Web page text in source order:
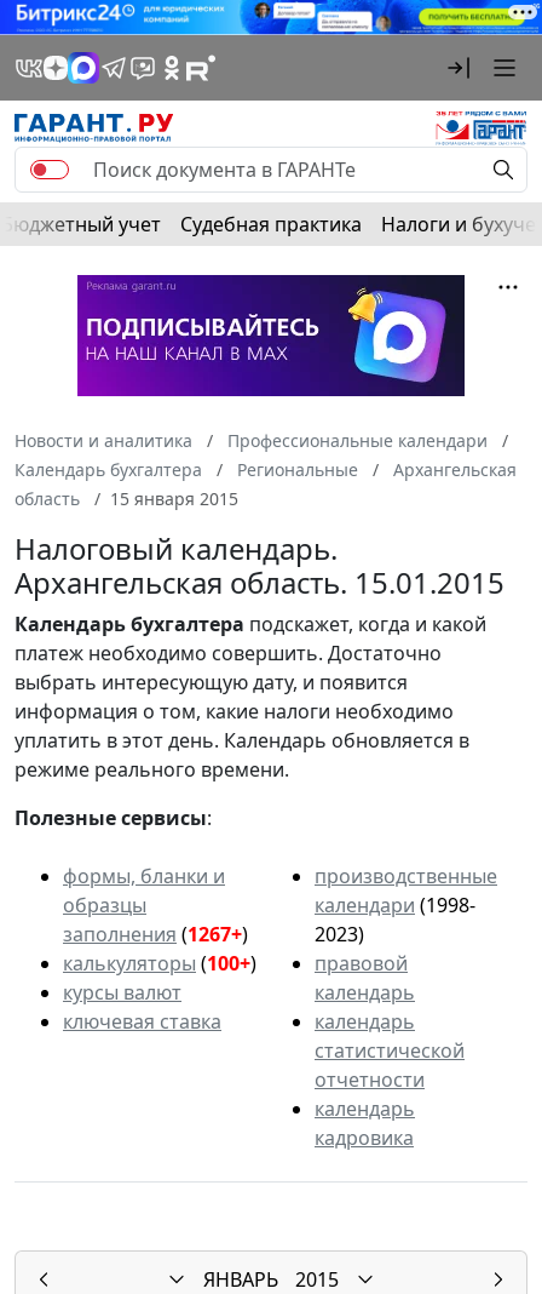
Бюджетный учет Судебная практика Налоги и
Новости и аналитика
Профессиональные календари
Календарь бухгалтера
Региональные
Архангельская
область
15 января 2015
Налоговый календарь.
Архангельская область. 15.01.2015
Календарьбухгалтера подскажет, когда и какой
платеж необходимо совершить. Достаточно
выбрать интересующую дату, и появится
информация о том, какие налоги необходимо
уплатить в этот день. Календарь обновляется в
режиме реального времени.
Полезные сервисы:
формы, бланки и
образцы
заполнения (1267+)
калькуляторы (100+)
курсы валют
ключевая ставка
производственные
календари (1998-
2023)
правовой
календарь
календарь
статистической
отчетности
календарь
кадровика
ЯНВАРЬ
2015